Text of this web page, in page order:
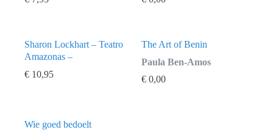
Sharon Lockhart – Teatro
Amazonas –
€ 10,95
The Art of Benin
Paula Ben-Amos
€ 0,00
Wie goed bedoelt